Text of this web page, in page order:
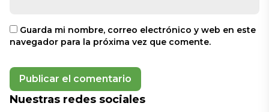
Guarda mi nombre, correo electrónico y web en este
navegador para la próxima vez que comente.
Nuestras redes sociales